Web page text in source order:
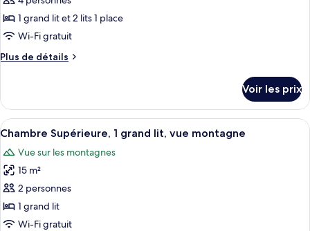
Internet)
pour
ce
type
de
Suite
Premium
(Family
with
Internet)
1 grand lit et 2 lits 1 place
Wi-Fi gratuit
Plus de détails
Plus
le
type
de
Suite
Premium
(Family
-
with
Internet)
Voir les prix
Afficher
toutes
les
photos
pour
ce
type
Une chambre d’hôtel avec un
3
Chambre Supérieure, 1 grand lit, vue montagne
Vue sur les montagnes
15 m²
2 personnes
1 grand lit
Wi-Fi gratuit